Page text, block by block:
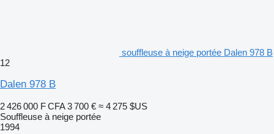
souffleuse à neige portée Dalen 978 B
12
Dalen 978 B
2 426 000 F CFA 3 700 € ≈ 4 275 $US
Souffleuse à neige portée
1994